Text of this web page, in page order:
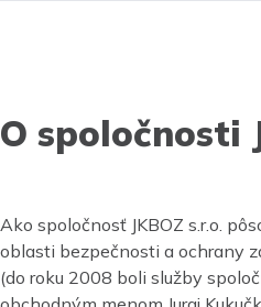
O spoločnosti
Ako spoločnosť JKBOZ s.r.o.
oblasti bezpečnosti a ochrany
(do roku 2008 boli služby